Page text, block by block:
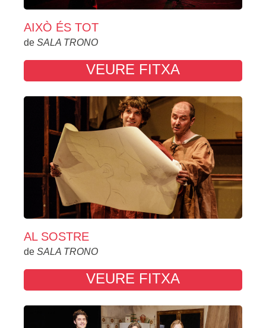
AIXÒ ÉS TOT
de SALA TRONO
VEURE FITXA
AL SOSTRE
de SALA TRONO
VEURE FITXA